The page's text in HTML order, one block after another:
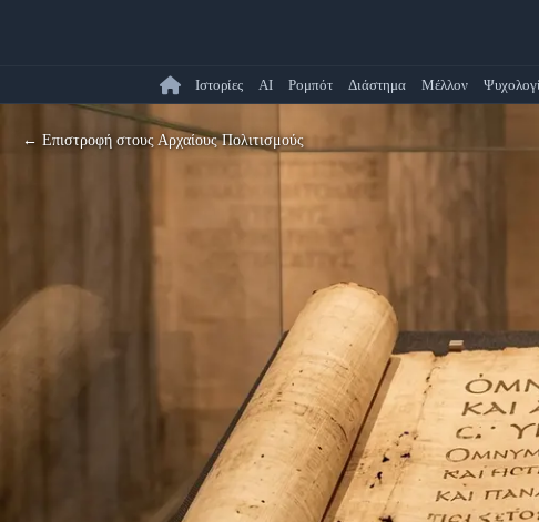
Ιστορίες AI Ρομπότ Διάστημα Μέλλον
← Επιστροφή στους Αρχαίους Πολιτισμούς